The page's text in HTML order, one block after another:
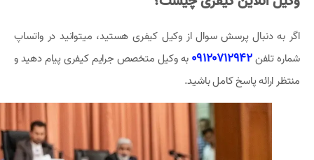
اگر به دنبال پرسش سوال از وکیل کیفری هستید، میتوانید در واتساپ
شماره تلفن09120712942 به وکیل متخصص جرایم کیفری پیام دهید و
منتظر ارائه پاسخ کامل باشید.